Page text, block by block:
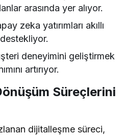
arasında yer alıyor.
zeka yatırımları akıllı
deneyimini geliştirmek
artırıyor.
Süreçlerini
dijitalleşme süreci,